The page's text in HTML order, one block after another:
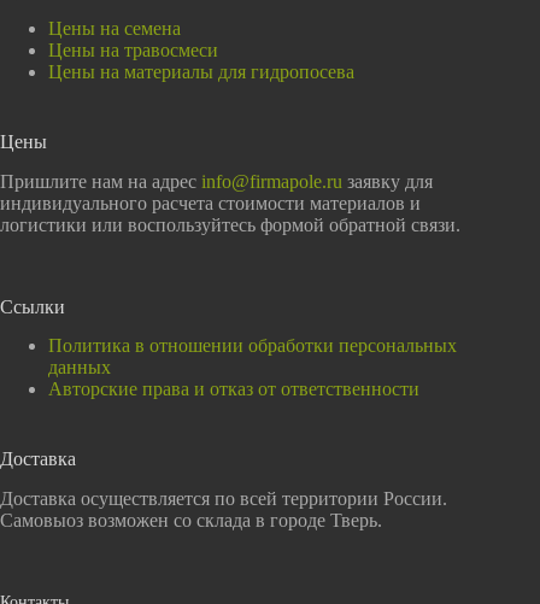
Цены на семена
Цены на травосмеси
Цены на материалы для гидропосева
Цены
Пришлите нам на адрес info@firmapole.ru заявку для
индивидуального расчета стоимости материалов и
логистики или воспользуйтесь формой обратной связи.
Ссылки
Политика в отношении обработки персональных
данных
Авторские права и отказ от ответственности
Доставка
Доставка осуществляется по всей территории России.
Самовыоз возможен со склада в городе Тверь.